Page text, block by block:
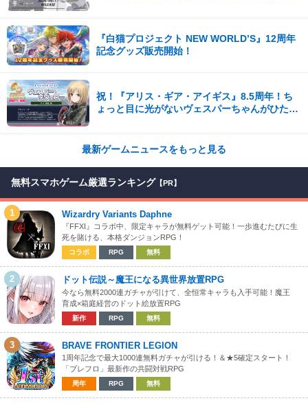
『白猫プロジェクト NEW WORLD’S』12周年
記念グッズ販売開始！
祝！『アリス・ギア・アイギス』8.5周年！ち
ょっと目に光がないヴェスパーちゃんがひたす
最新ゲームニュースをもっと見る
無料スマホゲーム厳選ランキング 【PR】
1 Wizardry Variants Daphne
『FFXI』コラボ中、限定キャラが無料ゲット可能！一歩進むたびに生
死を賭ける、本格ダンジョンRPG！
コラボ RPG 無料
2 ドット伝説～魔王になる異世界放置RPG
今なら無料2000連ガチャが引けて、全恒常キャラも入手可能！魔王
育成×箱庭経営のドット絵放置RPG
新作 RPG 無料
3 BRAVE FRONTIER LEGION
1周年記念で最大1000連無料ガチャが引ける！＆★5確定スタート！
「ブレフロ」最新作の共闘対戦RPG
周年 RPG 無料